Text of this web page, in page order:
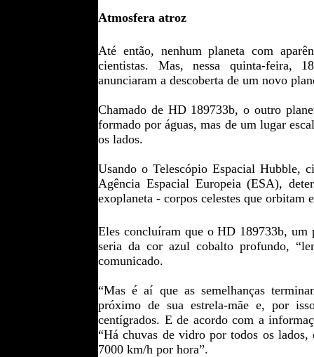
Atmosfera atroz
Até então, nenhum planeta com
cientistas. Mas, nessa quinta-feira,
anunciaram a descoberta de um novo
Chamado de HD 189733b, o outro
formado por águas, mas de um lugar
os lados.
Usando o Telescópio Espacial Hubble,
Agência Espacial Europeia (ESA),
exoplaneta - corpos celestes que orbitam
Eles concluíram que o HD 189733b, um
seria da cor azul cobalto profundo,
comunicado.
“Mas é aí que as semelhanças
próximo de sua estrela-mãe e, por
centígrados. E de acordo com a
“Há chuvas de vidro por todos os lados,
7000 km/h por hora”.